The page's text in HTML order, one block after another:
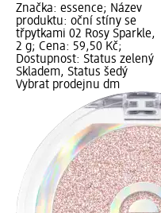
Značka: essence; Název
produktu: oční stíny se
třpytkami 02 Rosy Sparkle,
2 g; Cena: 59,50 Kč;
Dostupnost: Status zelený
Skladem, Status šedý
Vybrat prodejnu dm